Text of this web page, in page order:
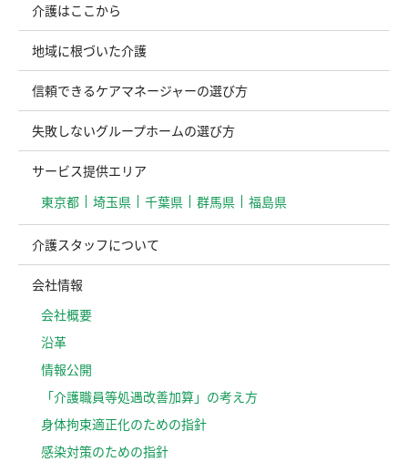
介護はここから
地域に根づいた介護
信頼できるケアマネージャーの選び方
失敗しないグループホームの選び方
サービス提供エリア
東京都
埼玉県 千葉県 群馬県 福島県
介護スタッフについて
会社情報
会社概要
沿革
情報公開
「介護職員等処遇改善加算」の考え方
⾝体拘束適正化のための指針
感染対策のための指針